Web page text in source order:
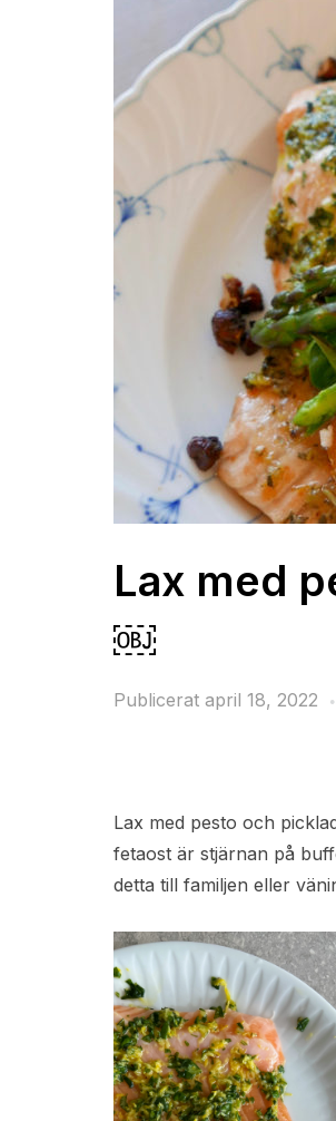
Lax med
￼
Publicerat april 18, 2022
Lax med pesto och
fetaost är stjärnan på
detta till familjen eller